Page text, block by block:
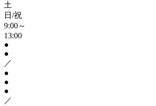
土
日/祝
9:00～
13:00
●
●
／
●
●
●
／